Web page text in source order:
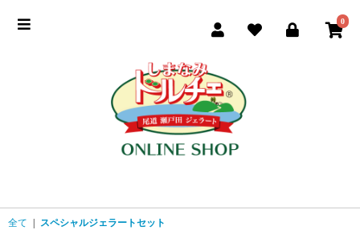
0
季節のおすすめ
商品一覧
ご利用ガイド
よくある質問
全て スペシャルジェラートセット